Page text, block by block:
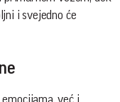
i svejedno će
već i